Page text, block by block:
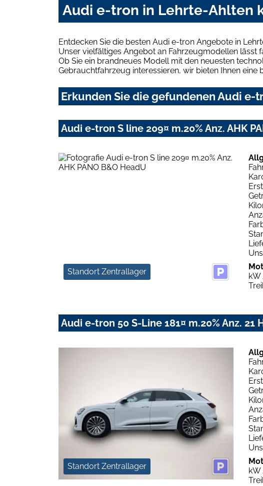
Audi e-tron in Lehrte-Ahlten
Entdecken Sie die besten Audi e-tron Angebote in
Unser vielfältiges Angebot an Fahrzeugmodellen lässt
Ob Sie ein brandneues Modell mit den neuesten
Gebrauchtfahrzeug interessieren, wir bieten Ihnen eine
Erkunden Sie die gefundenen Audi
Audi e-tron S line 209¤ m.20% Anz. AHK
Standort Zentrallager
Audi e-tron 50 S-Line 181¤ m.20% Anz. 21
Standort Zentrallager